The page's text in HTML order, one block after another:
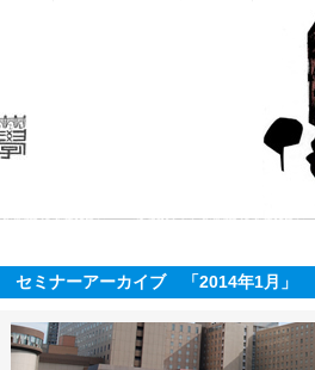
セミナーアーカイブ 「2014年1月」